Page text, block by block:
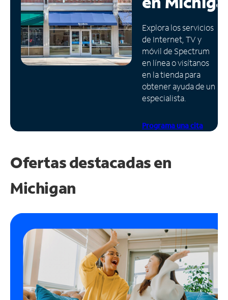
Administrar
cuenta
Encuentra
una
tienda
Explora los servicios
de Internet, TV y
móvil de Spectrum
en línea o visítanos
en la tienda para
obtener ayuda de un
especialista.
Programa una cita
Ofertas destacadas en
Michigan